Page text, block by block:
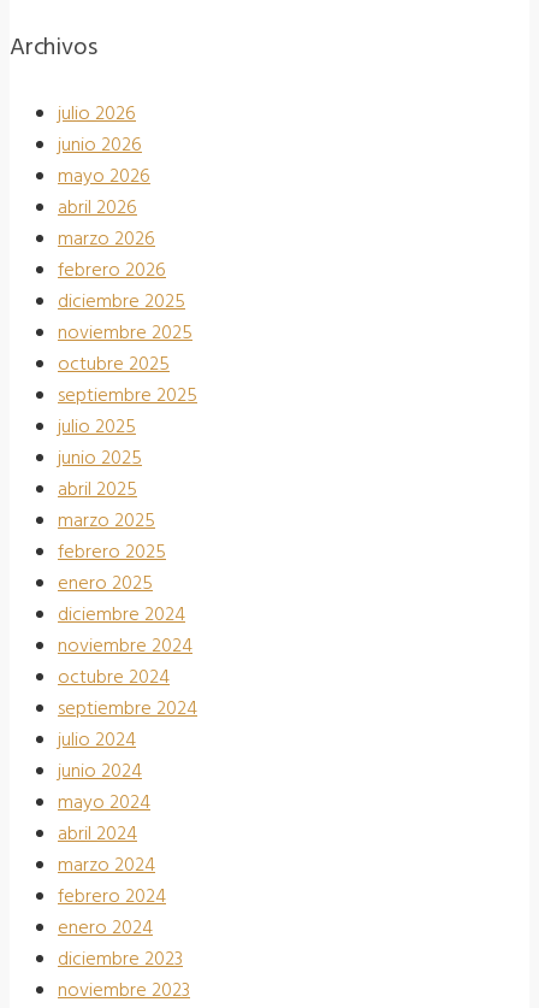
Archivos
julio 2026
junio 2026
mayo 2026
abril 2026
marzo 2026
febrero 2026
diciembre 2025
noviembre 2025
octubre 2025
septiembre 2025
julio 2025
junio 2025
abril 2025
marzo 2025
febrero 2025
enero 2025
diciembre 2024
noviembre 2024
octubre 2024
septiembre 2024
julio 2024
junio 2024
mayo 2024
abril 2024
marzo 2024
febrero 2024
enero 2024
diciembre 2023
noviembre 2023